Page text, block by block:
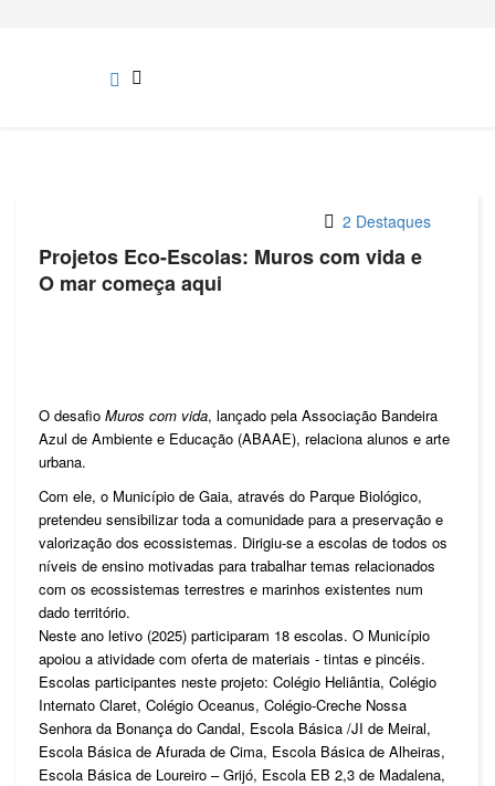
2 Destaques
Projetos Eco-Escolas: Muros com vida e
O mar começa aqui
O desafio Muros com vida, lançado pela Associação Bandeira
Azul de Ambiente e Educação (ABAAE), relaciona alunos e arte
urbana.
Com ele, o Município de Gaia, através do Parque Biológico,
pretendeu sensibilizar toda a comunidade para a preservação e
valorização dos ecossistemas. Dirigiu-se a escolas de todos os
níveis de ensino motivadas para trabalhar temas relacionados
com os ecossistemas terrestres e marinhos existentes num
dado território.
Neste ano letivo (2025) participaram 18 escolas. O Município
apoiou a atividade com oferta de materiais - tintas e pincéis.
Escolas participantes neste projeto: Colégio Heliântia, Colégio
Internato Claret, Colégio Oceanus, Colégio-Creche Nossa
Senhora da Bonança do Candal, Escola Básica /JI de Meiral,
Escola Básica de Afurada de Cima, Escola Básica de Alheiras,
Escola Básica de Loureiro – Grijó, Escola EB 2,3 de Madalena,